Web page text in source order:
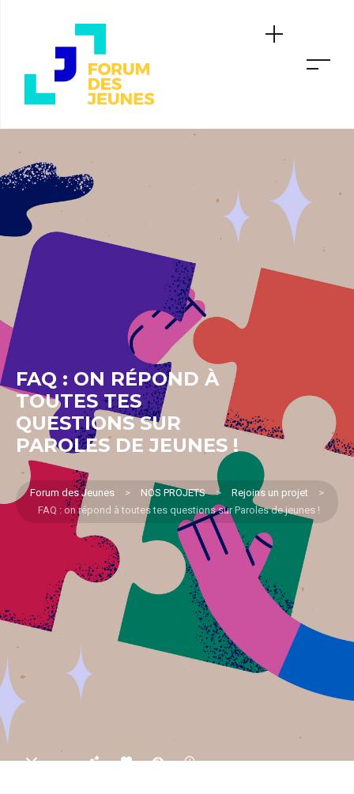
FAQ : ON RÉPOND À
TOUTES TES
QUESTIONS SUR
PAROLES DE JEUNES !
Forum des Jeunes > NOS PROJETS > Rejoins un projet
>
FAQ : on répond à toutes tes questions sur Paroles de jeunes !